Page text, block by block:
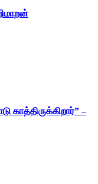
காத்திருக்கிறார்” –